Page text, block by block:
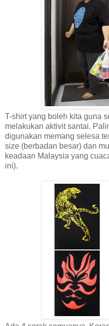
T-shirt yang boleh kita guna
melakukan aktivit santai.
digunakan memang selesa
size (berbadan besar) dan
keadaan Malaysia yang
ini).